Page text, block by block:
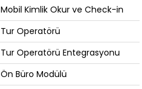
Mobil Kimlik Okur ve Check-in
Tur Operatörü
Tur Operatörü Entegrasyonu
Ön Büro Modülü